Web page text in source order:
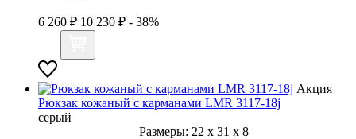
6 260 ₽ 10 230 ₽ - 38%
Акция
Рюкзак кожаный с карманами LMR 3117-18j
серый
Размеры: 22 x 31 x 8